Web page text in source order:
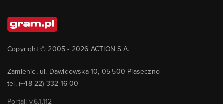
Copyright © 2005 - 2026 ACTION S.A.
Zamienie, ul. Dawidowska 10, 05-500 Piaseczno
tel. (+48 22) 332 16 00
Portal: v.6.1.112